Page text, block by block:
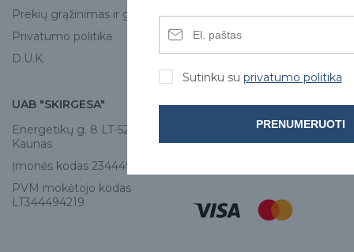
Prekių grąžinimas ir garantija
Privatumo politika
D.U.K.
UAB "SKIRGESA"
Energetikų g. 8 LT-52461,
Kaunas
Įmonės kodas 234449420
PVM mokėtojo kodas
LT344494219
KONTAKTAI
+370 671 77528
Sutinku su privatumo politika
PRENUMERUOTI